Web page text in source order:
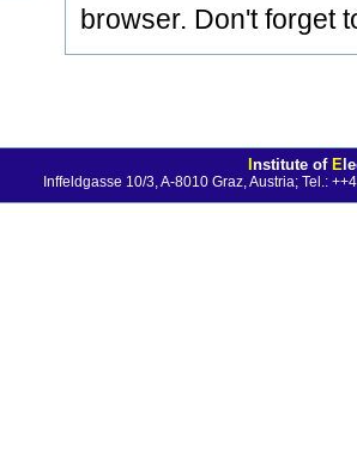
browser. Don't forget
Institute of E
Inffeldgasse 10/3, A-8010 Graz, Austria; Tel.: